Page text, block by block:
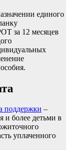
единого
за 12 месяцев
поддержки –
и более детьми в
уплаченного